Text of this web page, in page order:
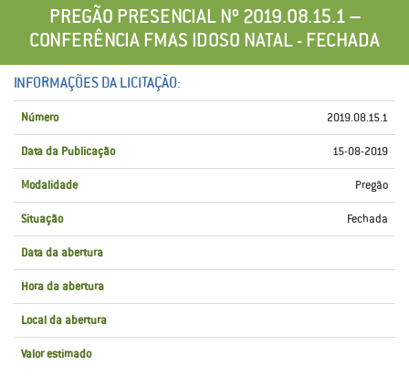
PREGÃO PRESENCIAL Nº 2019.08.15.1 –
CONFERÊNCIA FMAS IDOSO NATAL - FECHADA
INFORMAÇÕES DA LICITAÇÃO:
Número 2019.08.15.1
Data da Publicação 15-08-2019
Modalidade Pregão
Situação Fechada
Data da abertura
Hora da abertura
Local da abertura
Valor estimado